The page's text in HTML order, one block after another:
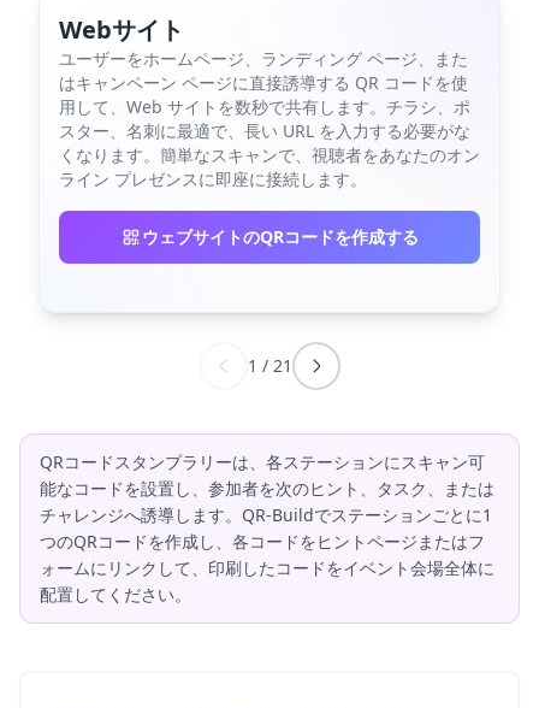
Webサイト
ユーザーをホームページ、ランディング ページ、また
はキャンペーン ページに直接誘導する QR コードを使
用して、Web サイトを数秒で共有します。チラシ、ポ
スター、名刺に最適で、長い URL を入力する必要がな
くなります。簡単なスキャンで、視聴者をあなたのオン
ライン プレゼンスに即座に接続します。
ウェブサイトのQRコードを作成する
1 / 21
QRコードスタンプラリーは、各ステーションにスキャン可
能なコードを設置し、参加者を次のヒント、タスク、または
チャレンジへ誘導します。QR-Buildでステーションごとに1
つのQRコードを作成し、各コードをヒントページまたはフ
ォームにリンクして、印刷したコードをイベント会場全体に
配置してください。